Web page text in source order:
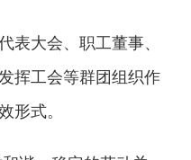
大会、职工董事、
挥工会等群团组织作
形式。